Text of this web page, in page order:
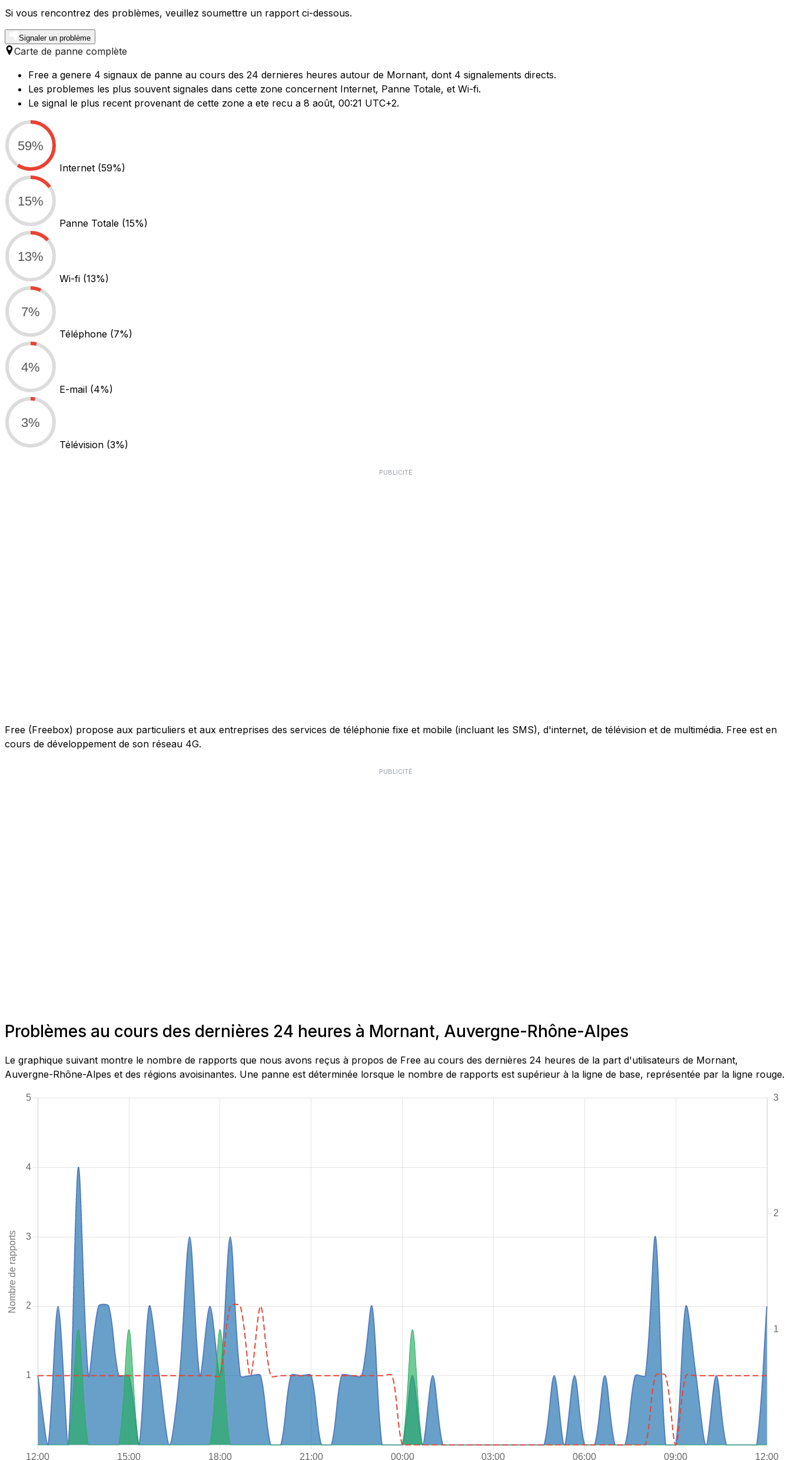
Si vous rencontrez des problèmes, veuillez soumettre un rapport ci-dessous.
Signaler un problème
Carte de panne complète
Free a genere 4 signaux de panne au cours des 24 dernieres heures autour de Mornant, dont 4 signalements directs.
Les problemes les plus souvent signales dans cette zone concernent Internet, Panne Totale, et Wi-fi.
Le signal le plus recent provenant de cette zone a ete recu a 8 août, 00:21 UTC+2.
59%
Internet (59%)
15%
Panne Totale (15%)
13%
Wi-fi (13%)
7%
Téléphone (7%)
4%
E-mail (4%)
3%
Télévision (3%)
PUBLICITÉ
Free (Freebox) propose aux particuliers et aux entreprises des services de téléphonie fixe et mobile (incluant les SMS), d'internet, de télévision et de multimédia. Free est en
cours de développement de son réseau 4G.
PUBLICITÉ
Problèmes au cours des dernières 24 heures à Mornant, Auvergne-Rhône-Alpes
Le graphique suivant montre le nombre de rapports que nous avons reçus à propos de Free au cours des dernières 24 heures de la part d'utilisateurs de Mornant,
Auvergne-Rhône-Alpes et des régions avoisinantes. Une panne est déterminée lorsque le nombre de rapports est supérieur à la ligne de base, représentée par la ligne rouge.